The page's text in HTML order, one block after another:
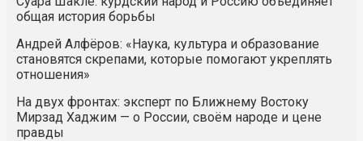
общая история борьбы
Андрей Алфёров: «Наука, культура и образование
становятся скрепами, которые помогают укреплять
отношения»
На двух фронтах: эксперт по Ближнему Востоку
Мирзад Хаджим — о России, своём народе и цене
правды